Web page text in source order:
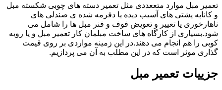
تعمیر مبل موارد متععددی مثل تعمیر دسته های چوبی شکسته مبل
و کاناپه پشتی های آسیب دیده یا دفرمه شده ی صندلی های
ناهارخوری یا تعییر و تعویض فوف و فنر مبل ها را شامل می
شود.بسیاری از کارگاه های ساخت مبلمان کار تعمیر مبل و یا رویه
کوبی را هم انجام می دهند.در این زمینه مواردی بر روی قیمت
گذاری موثر است که در این مطلب به آن می پردازیم.
جزییات تعمیر مبل